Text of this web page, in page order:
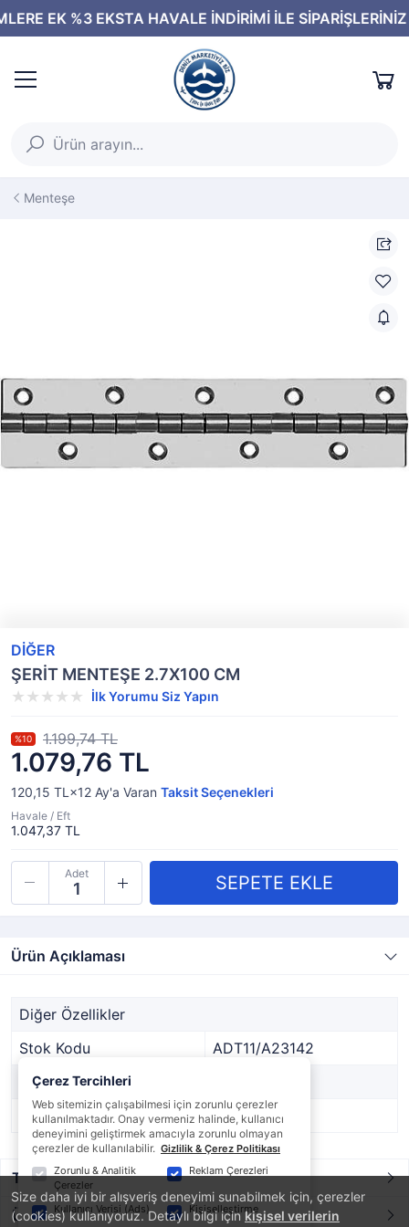
Size daha iyi bir alışveriş deneyimi sunabilmek için, çerezler
(cookies) kullanıyoruz. Detaylı bilgi içinkişisel verilerin
Menteşe
DİĞER
ŞERİT MENTEŞE 2.7X100 CM
İlk Yorumu Siz Yapın
1.079,76 TL
%10 1.199,74 TL
120,15 TL×12 Ay'a Varan Taksit Seçenekleri
Havale / Eft
1.047,37 TL
Adet
Ürün Açıklaması
Diğer Özellikler
Stok Kodu
ADT11/A23142
Marka
Stok Durumu
Var
Taksit / Ödeme Seçenekleri
Ürün Yorumları
Çerez Tercihleri
Web sitemizin çalışabilmesi için zorunlu çerezler
kullanılmaktadır. Onay vermeniz halinde, kullanıcı
deneyimini geliştirmek amacıyla zorunlu olmayan
çerezler de kullanılabilir. Gizlilik & Çerez Politikası
Zorunlu & Analitik
Çerezler
Reklam Çerezleri
Kullanıcı Verisi (Ads) Kişiselleştirme